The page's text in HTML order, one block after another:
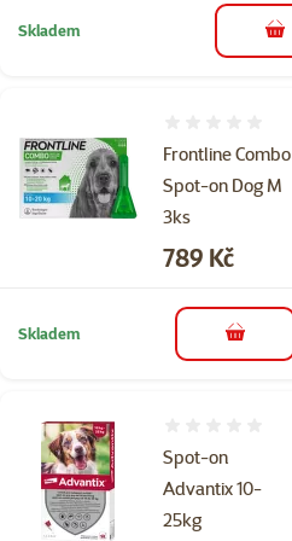
Skladem
Frontline Combo
Spot-on Dog M
3ks
Cena
789 Kč
Skladem do
Spot-on
Advantix 10-
25kg